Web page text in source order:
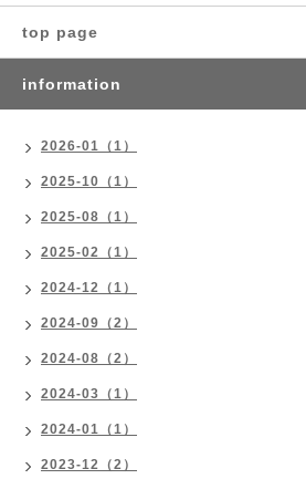
top page
information
2026-01（1）
2025-10（1）
2025-08（1）
2025-02（1）
2024-12（1）
2024-09（2）
2024-08（2）
2024-03（1）
2024-01（1）
2023-12（2）